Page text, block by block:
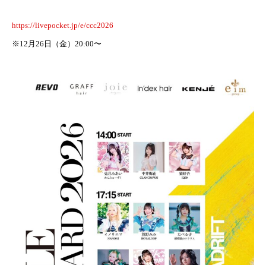
https://livepocket.jp/e/ccc2026
※12月26日（金）20:00〜